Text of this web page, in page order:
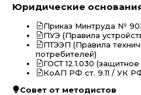
Юридические
Приказ Минтруда №
ПУЭ (Правила
ПТЭЭП (Правила
потребителей)
ГОСТ 12.1.030
КоАП РФ ст. 9.11 / УК
Совет от методистов